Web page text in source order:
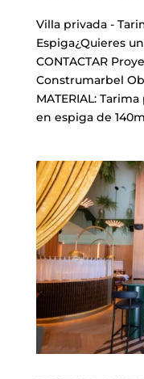
Villa privada -
Espiga¿Quieres
CONTACTAR
Construmarbel
MATERIAL:
en espiga de